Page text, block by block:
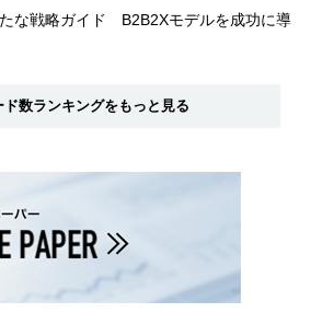
な戦略ガイド B2B2Xモデルを成功に導
ド数ランキングをもっと見る